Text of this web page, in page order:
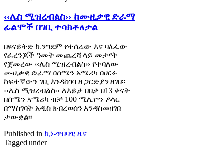
‹‹ሌስ ሚዝረብልስ›› ከሙዚቃዊ ድራማ
ፊልሞች በገቢ ተሳክቶለታል
በዩናይትድ ኪንግደም የተሰራው እና ባለፈው
የፈረንጆች ዓመት መጨረሻ ላይ መታየት
የጀመረው ‹‹ሌስ ሚዝረብልስ›› የተባለው
ሙዚቃዊ ድራማ በሰሜን አሜሪካ በዘርፉ
ከፍተኛውን ገቢ እንዳስገባ ዘ ጋርድያን ዘገበ፡፡
‹‹ሌስ ሚዝረብልስ›› ለእይታ በበቃ በ13 ቀናት
በሰሜን አሜሪካ ብቻ 100 ሚሊዮን ዶላር
በማስገባት አዲስ ክብረወሰን እንዳስመዘገበ
ታውቋል፡፡
Published in ኪነ-ጥበባዊ ዜና
Tagged under